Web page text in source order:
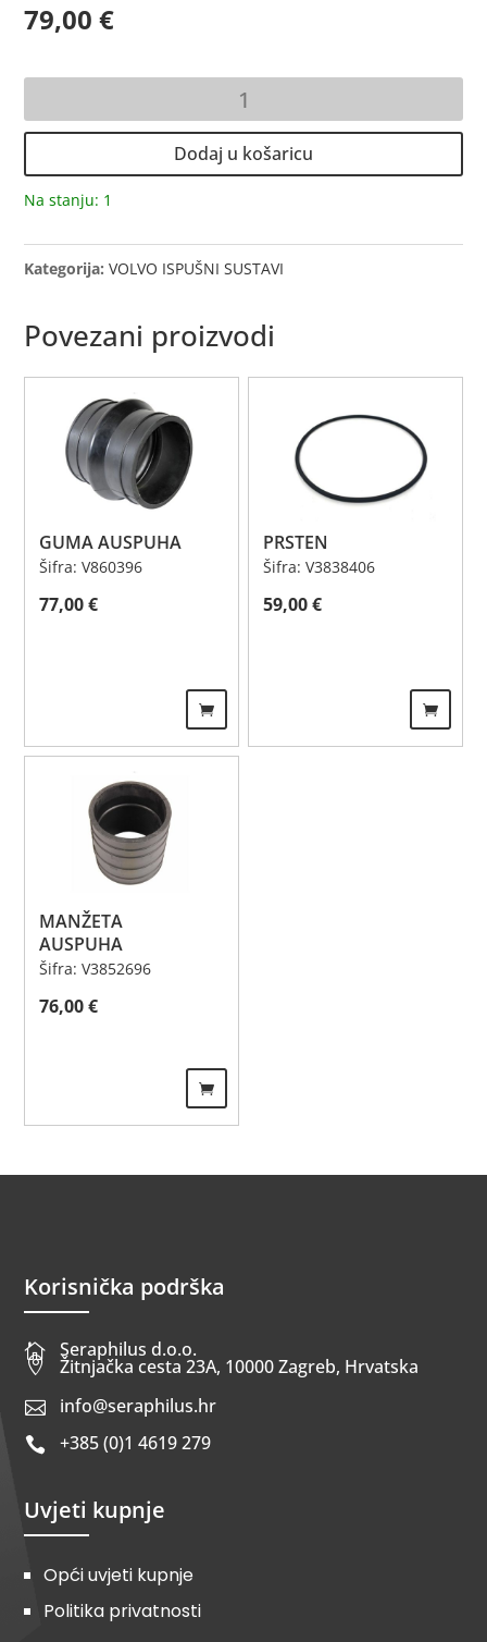
79,00€
Dodaj u košaricu
Na stanju: 1
Kategorija:VOLVO ISPUŠNI SUSTAVI
Povezani proizvodi
GUMA AUSPUHA
Šifra: V860396
77,00€
PRSTEN
Šifra: V3838406
59,00€
MANŽETA
AUSPUHA
Šifra: V3852696
76,00€
Korisnička podrška
 Seraphilus d.o.o.
 Žitnjačka cesta 23A, 10000 Zagreb, Hrvatska
 info@seraphilus.hr
 +385 (0)1 4619 279
Uvjeti kupnje
Opći uvjeti kupnje
Politika privatnosti